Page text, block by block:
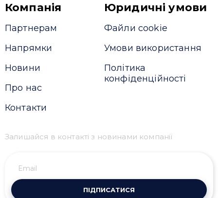
Компанія
Партнерам
Напрямки
Новини
Про нас
Контакти
Юридичні умови
Файли cookie
Умови використання
Політика
конфіденційності
Залишайся в контакті з новинами компанії
ПІДПИСАТИСЯ